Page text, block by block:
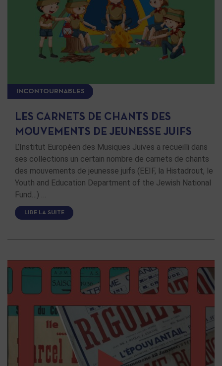
INCONTOURNABLES
LES CARNETS DE CHANTS DES
MOUVEMENTS DE JEUNESSE JUIFS
L’Institut Européen des Musiques Juives a recueilli dans
ses collections un certain nombre de carnets de chants
des mouvements de jeunesse juifs (EEIF, la Histadrout, le
Youth and Education Department of the Jewish National
Fund…) …
LIRE LA SUITE